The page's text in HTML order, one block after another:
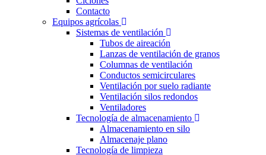
Contacto
Equipos agrícolas
Sistemas de ventilación
Tubos de aireación
Lanzas de ventilación de granos
Columnas de ventilación
Conductos semicirculares
Ventilación por suelo radiante
Ventilación silos redondos
Ventiladores
Tecnología de almacenamiento
Almacenamiento en silo
Almacenaje plano
Tecnología de limpieza